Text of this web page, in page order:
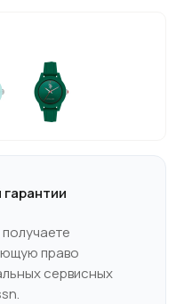
право
сервисных